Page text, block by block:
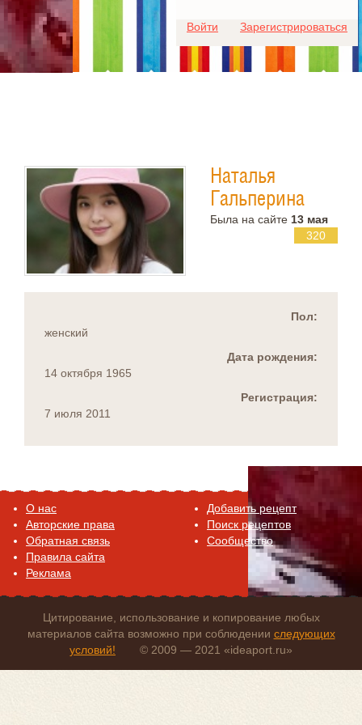
Войти Зарегистрироваться
Наталья
Гальперина
Была на сайте 13 мая
320
Пол:
женский
Дата рождения:
14 октября 1965
Регистрация:
7 июля 2011
O нас
Авторские права
Обратная связь
Правила сайта
Реклама
Добавить рецепт
Поиск рецептов
Сообщество
Цитирование, использование и копирование любых
материалов сайта возможно при соблюдении следующих
условий!
© 2009 — 2021 «ideaport.ru»
Для любых предложений по